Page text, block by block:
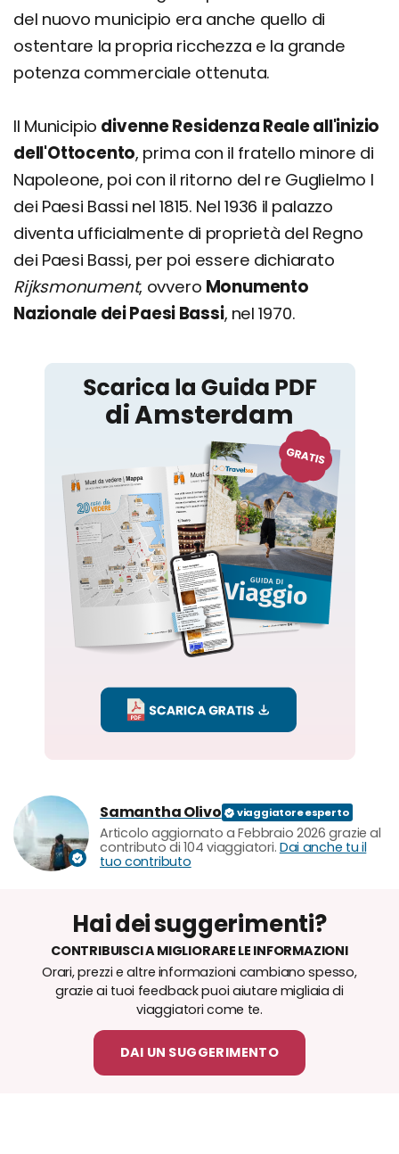
del nuovo municipio era anche quello di
ostentare la propria ricchezza e la grande
potenza commerciale ottenuta.
Il Municipio divenne Residenza Reale all'inizio
dell'Ottocento, prima con il fratello minore di
Napoleone, poi con il ritorno del re Guglielmo I
dei Paesi Bassi nel 1815. Nel 1936 il palazzo
diventa ufficialmente di proprietà del Regno
dei Paesi Bassi, per poi essere dichiarato
Rijksmonument, ovvero Monumento
Nazionale dei Paesi Bassi, nel 1970.
Amsterdam
Samantha Olivo
Articolo aggiornato a Febbraio 2026 grazie al
contributo di 104 viaggiatori. Dai anche tu il
tuo contributo
Hai dei suggerimenti?
CONTRIBUISCI A MIGLIORARE LE INFORMAZIONI
Orari, prezzi e altre informazioni cambiano spesso,
grazie ai tuoi feedback puoi aiutare migliaia di
viaggiatori come te.
DAI UN SUGGERIMENTO